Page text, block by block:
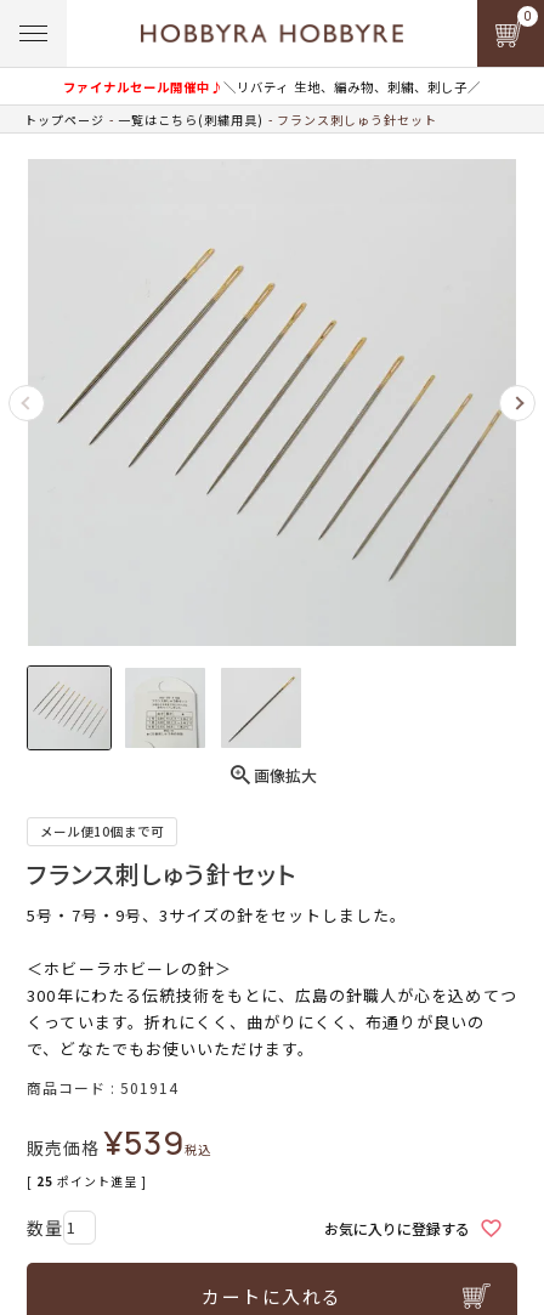
ファイナルセール開催中♪＼リバティ 生地、編み物、刺繍、刺し子／
0
トップページ 一覧はこちら(刺繍用具) フランス刺しゅう針セット
画像拡大
メール便10個まで可
フランス刺しゅう針セット
5号・7号・9号、3サイズの針をセットしました。
＜ホビーラホビーレの針＞
300年にわたる伝統技術をもとに、広島の針職人が心を込めてつ
くっています。折れにくく、曲がりにくく、布通りが良いの
で、どなたでもお使いいただけます。
商品コード 501914
販売価格 ¥539税込
[ 25 ポイント進呈 ]
お気に入りに登録する
カートに入れる